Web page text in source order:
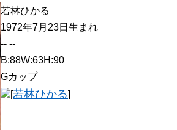
若林ひかる
1972年7月23日生まれ
-- --
B:88W:63H:90
Gカップ
[若林ひかる]